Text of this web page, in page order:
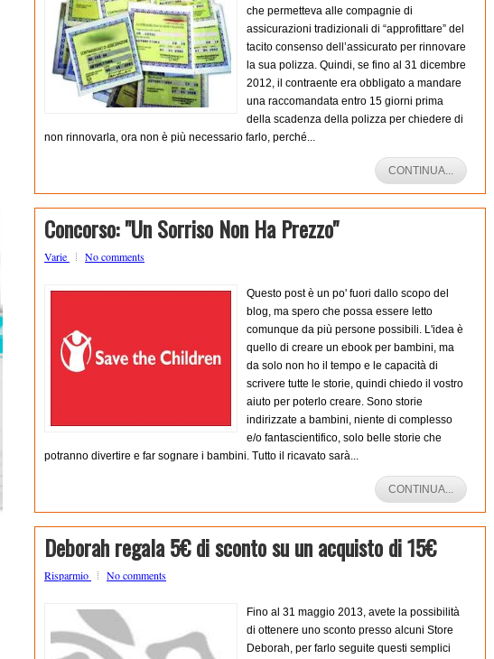
che permetteva alle compagnie di
assicurazioni tradizionali di “approfittare” del
tacito consenso dell’assicurato per rinnovare
la sua polizza. Quindi, se fino al 31 dicembre
2012, il contraente era obbligato a mandare
una raccomandata entro 15 giorni prima
della scadenza della polizza per chiedere di
non rinnovarla, ora non è più necessario farlo, perché...
CONTINUA...
Concorso: "Un Sorriso Non Ha Prezzo"
Varie No comments
Questo post è un po' fuori dallo scopo del
blog, ma spero che possa essere letto
comunque da più persone possibili. L'idea è
quello di creare un ebook per bambini, ma
da solo non ho il tempo e le capacità di
scrivere tutte le storie, quindi chiedo il vostro
aiuto per poterlo creare. Sono storie
indirizzate a bambini, niente di complesso
e/o fantascientifico, solo belle storie che
potranno divertire e far sognare i bambini. Tutto il ricavato sarà...
CONTINUA...
Deborah regala 5€ di sconto su un acquisto di 15€
Risparmio No comments
Fino al 31 maggio 2013, avete la possibilità
di ottenere uno sconto presso alcuni Store
Deborah, per farlo seguite questi semplici